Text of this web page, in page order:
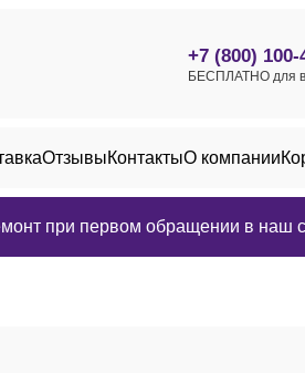
+7 (800) 100-
БЕСПЛАТНО для
ОтзывыКонтактыО компании
при первом обращении в наш